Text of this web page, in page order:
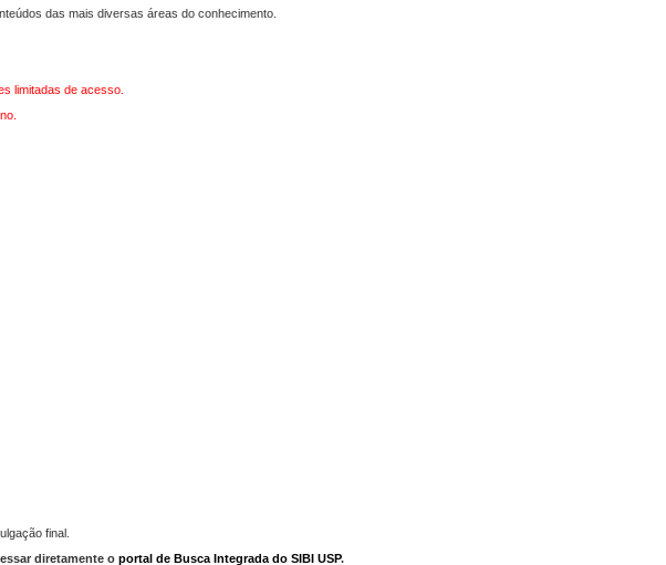
das mais diversas áreas do conhecimento.
limitadas de acesso.
final.
diretamente o portal de Busca Integrada do SIBI USP.